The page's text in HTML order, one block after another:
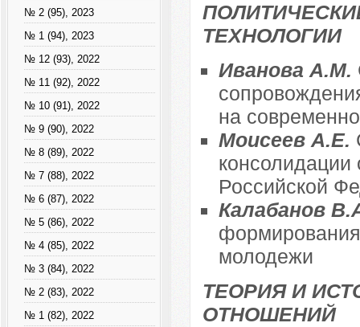
№ 2 (95), 2023
№ 1 (94), 2023
№ 12 (93), 2022
№ 11 (92), 2022
№ 10 (91), 2022
№ 9 (90), 2022
№ 8 (89), 2022
№ 7 (88), 2022
№ 6 (87), 2022
№ 5 (86), 2022
№ 4 (85), 2022
№ 3 (84), 2022
№ 2 (83), 2022
№ 1 (82), 2022
ТЕХНОЛОГИИ
Иванова А.М.
на
Моисеев А.Е.
консолидации
Российской
Калабанов
формирования
молодежи
ТЕОРИЯ И
ОТНОШЕНИЙ